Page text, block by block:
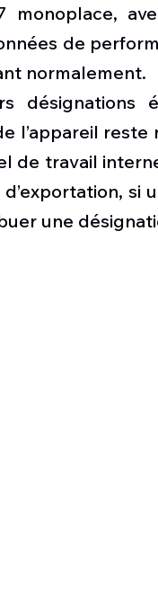
monoplace,
de
normalement.
désignations
l’appareil reste
de travail
si
une